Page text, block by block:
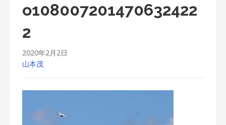
o108007201470632422
2
2020年2月2日
山本茂